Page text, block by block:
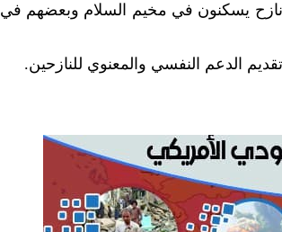
عدد النازحين من محافظة تعز إلى محافظة إب 200 ألف نازح يسكنون في مخيم السلام وبعضهم في
الدعم النفسي والمعنوي للنازحين.